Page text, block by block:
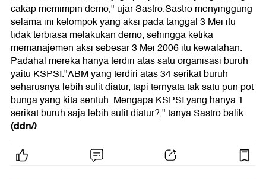
cakap memimpin demo," ujar Sastro.Sastro menyinggung
selama ini kelompok yang aksi pada tanggal 3 Mei itu
tidak terbiasa melakukan demo, sehingga ketika
memanajemen aksi sebesar 3 Mei 2006 itu kewalahan.
Padahal mereka hanya terdiri atas satu organisasi buruh
yaitu KSPSI."ABM yang terdiri atas 34 serikat buruh
seharusnya lebih sulit diatur, tapi ternyata tak satu pun pot
bunga yang kita sentuh. Mengapa KSPSI yang hanya 1
serikat buruh saja lebih sulit diatur?," tanya Sastro balik.
(ddn/)